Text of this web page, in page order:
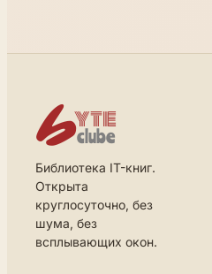
Библиотека IT-книг.
Открыта
круглосуточно, без
шума, без
всплывающих окон.